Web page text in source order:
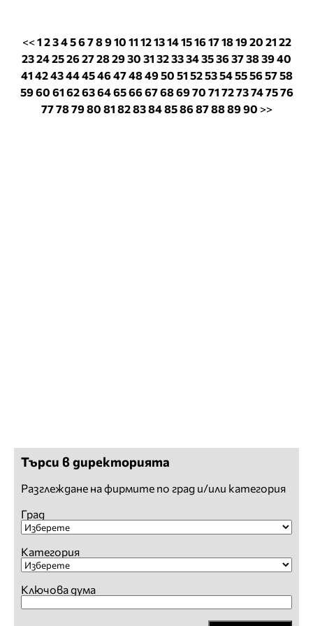
<<1 2345678910 11 121314151617181920 21 22
2324252627282930 31 323334353637383940
41 424344454647484950 51 52535455565758
5960 61 626364656667686970 71 7273747576
77787980 81 828384858687888990 >>
Търси в директорията
Разглеждане на фирмите по град и/или категория
Град
Категория
Ключова дума